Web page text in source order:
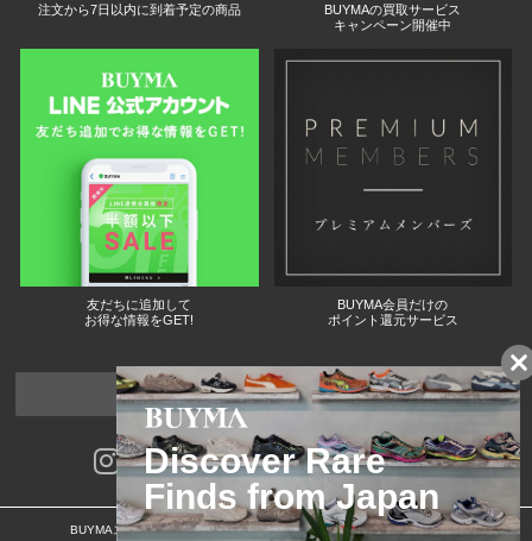
注文から7日以内に到着予定の商品
BUYMAの買取サービス
キャンペーン開催中
友だちに追加して
お得な情報をGET!
BUYMA会員だけの
ポイント還元サービス
ページトップへ
BUYMAスタートガイド 安心への取り組み